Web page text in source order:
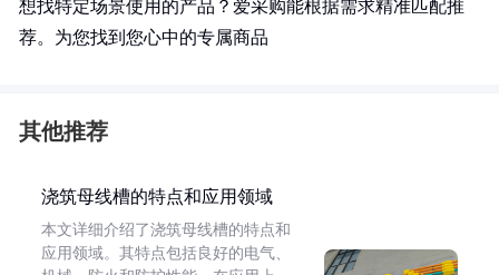
想找特定场景使用的产品？爱采购能根据需求精准匹配推
荐。为您找到您心中的专属商品
其他推荐
浇筑母线槽的特点和应用领域
本文详细介绍了浇筑母线槽的特点和
应用领域。其特点包括良好的电气、